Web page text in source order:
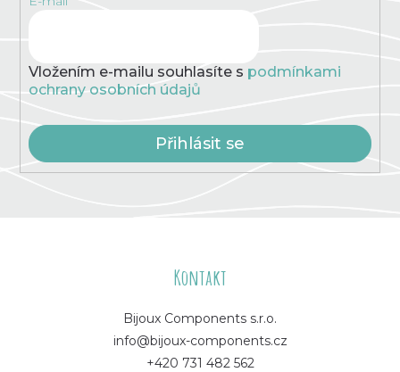
Vložením e-mailu souhlasíte s podmínkami
ochrany osobních údajů
Přihlásit se
Kontakt
Bijoux Components s.r.o.
info@bijoux-components.cz
+420 731 482 562